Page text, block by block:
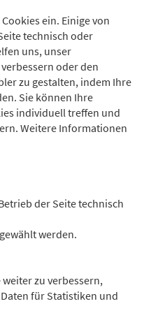
ein. Einige von
technisch oder
uns, unser
oder den
zu gestalten, indem Ihre
Sie können Ihre
individuell treffen und
Weitere Informationen
der Seite technisch
werden.
zu verbessern,
für Statistiken und
verstärkt
Pressemitteilung
Jahren ein zentraler
und gewinnt aktuell